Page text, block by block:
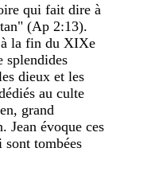
qui fait dire à
(Ap 2:13).
à la fin du XIXe
splendides
dieux et les
au culte
grand
Jean évoque ces
sont tombées